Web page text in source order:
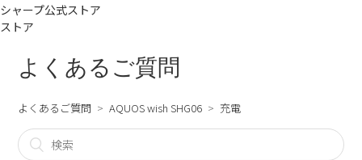
シャープ公式ストア
ストア
よくあるご質問
よくあるご質問 AQUOS wish SHG06 充電